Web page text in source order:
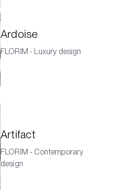
Ardoise
FLORIM - Luxury design
Artifact
FLORIM - Contemporary
design